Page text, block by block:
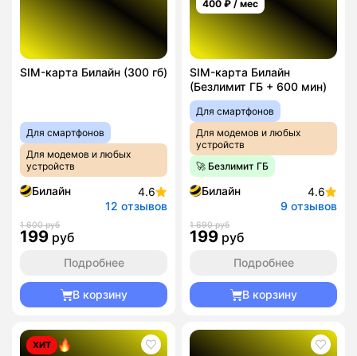
SIM-карта Билайн (300 гб)
Для смартфонов
Для модемов и любых
устройств
Билайн
4.6
12 отзывов
1 600 руб
199 руб
Подробнее
В корзину
400 ₽ / мес
SIM-карта Билайн
(Безлимит ГБ + 600 мин)
Для смартфонов
Для модемов и любых
устройств
🚀 Безлимит ГБ
Билайн
4.6
9 отзывов
1 690 руб
199 руб
Подробнее
В корзину
ХИТ